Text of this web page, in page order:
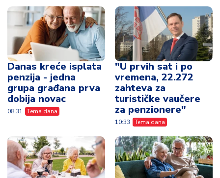
Danas kreće isplata
penzija - jedna
grupa građana prva
dobija novac
08:31 Tema dana
"U prvih sat i po
vremena, 22.272
zahteva za
turističke vaučere
za penzionere"
10:33 Tema dana